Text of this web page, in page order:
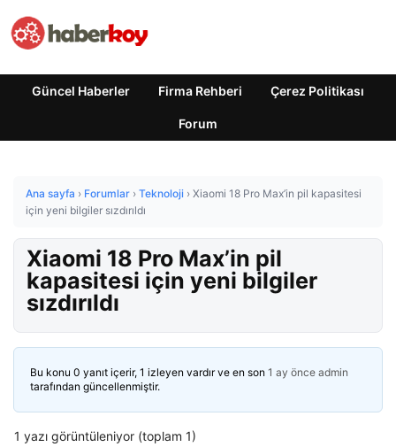
Güncel Haberler Firma Rehberi Çerez Politikası
Forum
Ana sayfa › Forumlar › Teknoloji › Xiaomi 18 Pro Max’in pil kapasitesi
için yeni bilgiler sızdırıldı
Xiaomi 18 Pro Max’in pil
kapasitesi için yeni bilgiler
sızdırıldı
Bu konu 0 yanıt içerir, 1 izleyen vardır ve en son 1 ay önce admin
tarafından güncellenmiştir.
1 yazı görüntüleniyor (toplam 1)